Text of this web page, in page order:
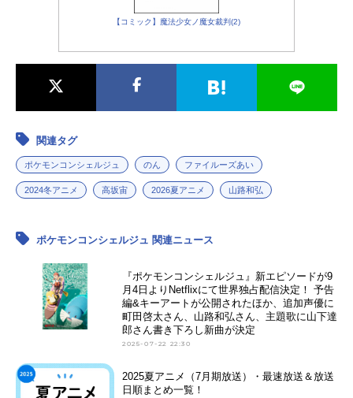
【コミック】魔法少女ノ魔女裁判(2)
関連タグ
ポケモンコンシェルジュ のん ファイルーズあい
2024冬アニメ 高坂宙 2026夏アニメ 山路和弘
ポケモンコンシェルジュ 関連ニュース
『ポケモンコンシェルジュ』新エピソードが9
月4日よりNetflixにて世界独占配信決定！ 予告
編&キーアートが公開されたほか、追加声優に
町田啓太さん、山路和弘さん、主題歌に山下達
郎さん書き下ろし新曲が決定
2025-07-22 22:30
2025夏アニメ（7月期放送）・最速放送＆放送
日順まとめ一覧！